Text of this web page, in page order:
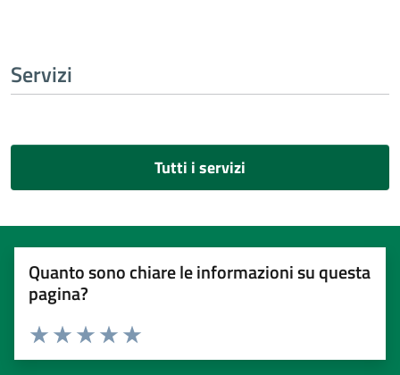
Servizi
Tutti i servizi
Quanto sono chiare le informazioni su questa
pagina?
Valuta 5 stelle su 5
Valuta 4 stelle su 5
Valuta 3 stelle su 5
Valuta 2 stelle su 5
Valuta 1 stelle su 5